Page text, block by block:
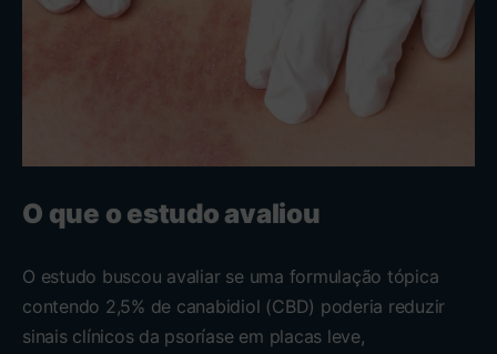
O que o estudo avaliou
O estudo buscou avaliar se uma formulação tópica
contendo 2,5% de canabidiol (CBD) poderia reduzir
sinais clínicos da psoríase em placas leve,